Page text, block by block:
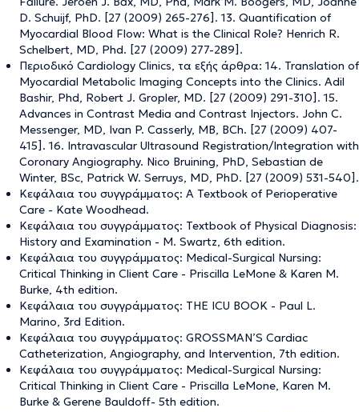
D. Schuijf, PhD. [27 (2009) 265-276]. 13. Quantification of
Myocardial Blood Flow: What is the Clinical Role? Henrich R.
Schelbert, MD, Phd. [27 (2009) 277-289].
Περιοδικό Cardiology Clinics, τα εξής άρθρα: 14. Translation of
Myocardial Metabolic Imaging Concepts into the Clinics. Adil
Bashir, Phd, Robert J. Gropler, MD. [27 (2009) 291-310]. 15.
Advances in Contrast Media and Contrast Injectors. John C.
Messenger, MD, Ivan P. Casserly, MB, BCh. [27 (2009) 407-
415]. 16. Intravascular Ultrasound Registration/Integration with
Coronary Angiography. Nico Bruining, PhD, Sebastian de
Winter, BSc, Patrick W. Serruys, MD, PhD. [27 (2009) 531-540].
Κεφάλαια του συγγράμματος: A Textbook of Perioperative
Care - Kate Woodhead.
Κεφάλαια του συγγράμματος: Textbook of Physical Diagnosis:
History and Examination - M. Swartz, 6th edition.
Κεφάλαια του συγγράμματος: Medical-Surgical Nursing:
Critical Thinking in Client Care - Priscilla LeMone & Karen M.
Burke, 4th edition.
Κεφάλαια του συγγράμματος: THE ICU BOOK - Paul L.
Marino, 3rd Edition.
Κεφάλαια του συγγράμματος: GROSSMAN’S Cardiac
Catheterization, Angiography, and Intervention, 7th edition.
Κεφάλαια του συγγράμματος: Medical-Surgical Nursing:
Critical Thinking in Client Care - Priscilla LeMone, Karen M.
Burke & Gerene Bauldoff- 5th edition.